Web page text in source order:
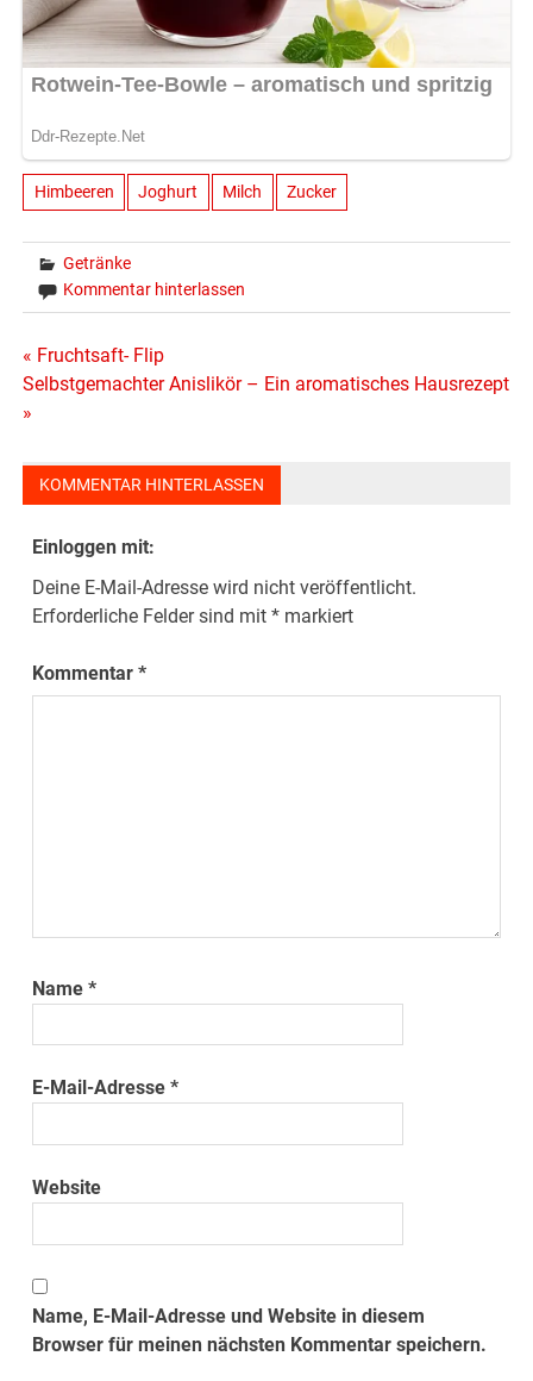
Himbeeren Joghurt Milch Zucker
Getränke
Kommentar hinterlassen
Beitragsnavigation
« Fruchtsaft- Flip
Selbstgemachter Anislikör – Ein aromatisches Hausrezept
»
KOMMENTAR HINTERLASSEN
Einloggen mit:
Deine E-Mail-Adresse wird nicht veröffentlicht.
Erforderliche Felder sind mit* markiert
Kommentar*
Name*
E-Mail-Adresse*
Website
Name, E-Mail-Adresse und Website in diesem
Browser für meinen nächsten Kommentar speichern.